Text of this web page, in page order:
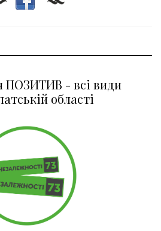
ПОЗИТИВ - всі види
області